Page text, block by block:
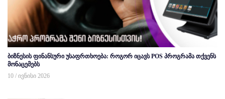
ბიზნესის ფინანსური უსაფრთხოება: როგორ იცავს POS პროგრამა თქვენს
მონაცემებს
10 / ივნისი 2026